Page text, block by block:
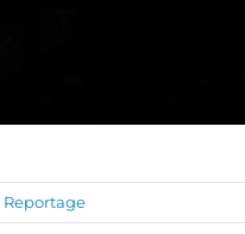
Reportage